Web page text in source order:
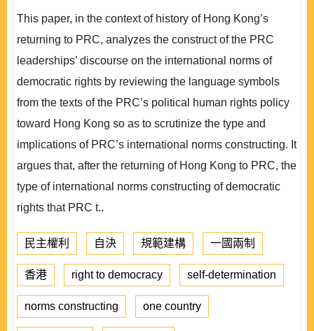
This paper, in the context of history of Hong Kong’s
returning to PRC, analyzes the construct of the PRC
leaderships’ discourse on the international norms of
democratic rights by reviewing the language symbols
from the texts of the PRC’s political human rights policy
toward Hong Kong so as to scrutinize the type and
implications of PRC’s international norms constructing. It
argues that, after the returning of Hong Kong to PRC, the
type of international norms constructing of democratic
rights that PRC t..
民主權利 自決 規範建構 一國兩制
香港 right to democracy self-determination
norms constructing one country